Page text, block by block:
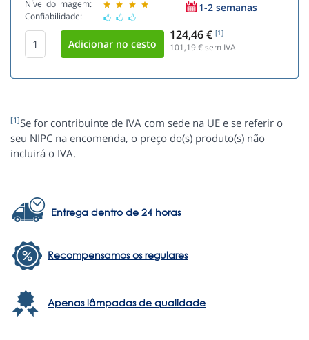
Nível do imagem:
Confiabilidade:
1-2 semanas
124,46 € [1]
101,19€ sem IVA
[1]Se for contribuinte de IVA com sede na UE e se referir o
seu NIPC na encomenda, o preço do(s) produto(s) não
incluirá o IVA.
Entrega dentro de 24 horas
Recompensamos os regulares
Apenas lâmpadas de qualidade